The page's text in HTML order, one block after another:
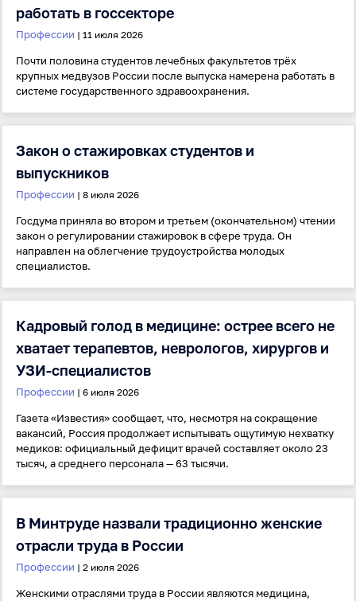
Пароль
Забыли пароль?
Даю согласие наобработку своих персональных
данныхна условиях и для целей, определённых в
политике в отношении обработки персональных
, а также принимаю
Пользовательское
соглашение
Войти через Вконтакте
Войти через Яндекс
работать в госсекторе
Профессии | 11 июля 2026
Почти половина студентов лечебных факультетов трёх
крупных медвузов России после выпуска намерена работать в
системе государственного здравоохранения.
Закон о стажировках студентов и
выпускников
Профессии | 8 июля 2026
Госдума приняла во втором и третьем (окончательном) чтении
закон о регулировании стажировок в сфере труда. Он
направлен на облегчение трудоустройства молодых
специалистов.
Кадровый голод в медицине: острее всего не
хватает терапевтов, неврологов, хирургов и
УЗИ-специалистов
Профессии | 6 июля 2026
Газета «Известия» сообщает, что, несмотря на сокращение
вакансий, Россия продолжает испытывать ощутимую нехватку
медиков: официальный дефицит врачей составляет около 23
тысяч, а среднего персонала — 63 тысячи.
В Минтруде назвали традиционно женские
отрасли труда в России
Профессии | 2 июля 2026
Женскими отраслями труда в России являются медицина,